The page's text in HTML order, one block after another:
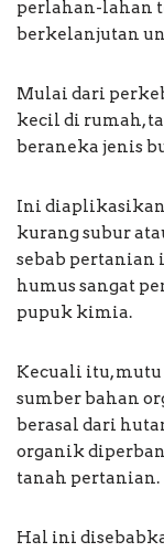
perlahan-lahan
berkelanjutan
Mulai dari
kecil di rumah,
beraneka jenis
Ini
kurang subur
sebab pertanian
humus sangat
pupuk kimia.
Kecuali itu,
sumber bahan
berasal dari
organik
tanah pertanian.
Hal ini